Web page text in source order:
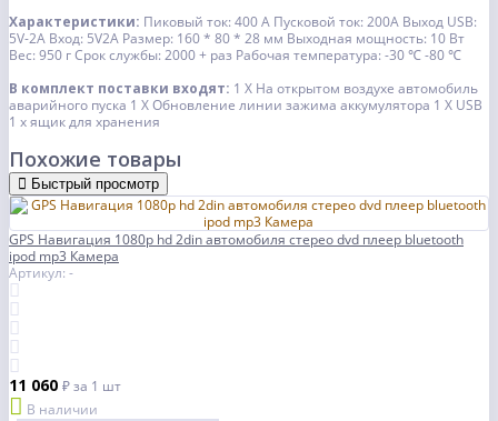
Характеристики: Пиковый ток: 400 А Пусковой ток: 200А Выход USB:
5V-2A Вход: 5V2A Размер: 160 * 80 * 28 мм Выходная мощность: 10 Вт
Вес: 950 гСрок службы: 2000 + раз Рабочая температура: -30 ℃ -80 ℃
В комплект поставки входят: 1 X На открытом воздухе автомобиль
аварийного пуска 1 X Обновление линии зажима аккумулятора 1 X USB
1 х ящик для хранения
Похожие товары
Быстрый просмотр
GPS Навигация 1080p hd 2din автомобиля стерео dvd плеер bluetooth
ipod mp3 Камера
Артикул: -
11 060 ₽за 1 шт
В наличии